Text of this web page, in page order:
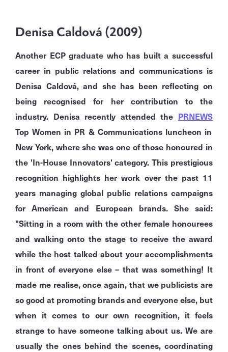
Denisa Caldová (2009)
Another ECP graduate who has built a successful
career in public relations and communications is
Denisa Caldová, and she has been reflecting on
being recognised for her contribution to the
industry. Denisa recently attended the PRNEWS
Top Women in PR & Communications luncheon in
New York, where she was one of those honoured in
the 'In-House Innovators' category. This prestigious
recognition highlights her work over the past 11
years managing global public relations campaigns
for American and European brands. She said:
"Sitting in a room with the other female honourees
and walking onto the stage to receive the award
while the host talked about your accomplishments
in front of everyone else – that was something! It
made me realise, once again, that we publicists are
so good at promoting brands and everyone else, but
when it comes to our own recognition, it feels
strange to have someone talking about us. We are
usually the ones behind the scenes, coordinating